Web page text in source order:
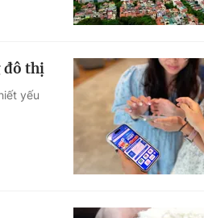
đô thị
yếu